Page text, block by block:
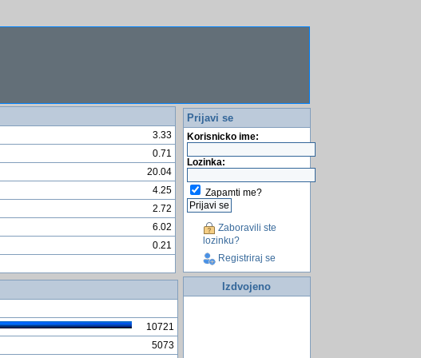
3.33
0.71
20.04
4.25
2.72
6.02
0.21
10721
5073
Prijavi se
Korisnicko ime:
Lozinka:
Zapamti me?
Zaboravili ste
lozinku?
Registriraj se
Izdvojeno